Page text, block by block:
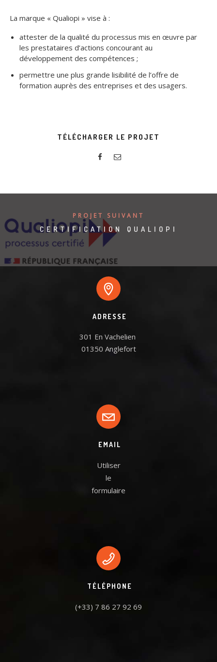
La marque « Qualiopi » vise à :
attester de la qualité du processus mis en œuvre par
les prestataires d’actions concourant au
développement des compétences ;
permettre une plus grande lisibilité de l’offre de
formation auprès des entreprises et des usagers.
TÉLÉCHARGER LE PROJET
PROJET SUIVANT
CERTIFICATION QUALIOPI
ADRESSE
301 En Vachelien
01350 Anglefort
EMAIL
Utiliser
le
formulaire
TÉLÉPHONE
(+33) 7 86 27 92 69